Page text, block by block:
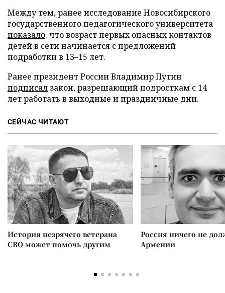
Между тем, ранее исследование Новосибирского
государственного педагогического университета
показало. что возраст первых опасных контактов
детей в сети начинается с предложений
подработки в 13–15 лет.
Ранее президент России Владимир Путин
подписал закон, разрешающий подросткам с 14
лет работать в выходные и праздничные дни.
СЕЙЧАС ЧИТАЮТ
История незрячего ветерана
СВО может помочь другим
Россия ничего не
Армении